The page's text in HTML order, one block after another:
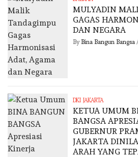
MULYADIN
GAGAS
DAN NEGARA
By Bina Bangun Bangsa
DKI JAKARTA
KETUA UMUM
BANGSA
GUBERNUR
JAKARTA
ARAH YANG